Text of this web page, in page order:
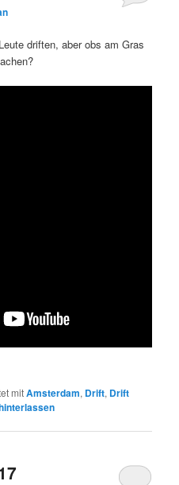
driften, aber obs am Gras
mitAmsterdam, Drift, Drift